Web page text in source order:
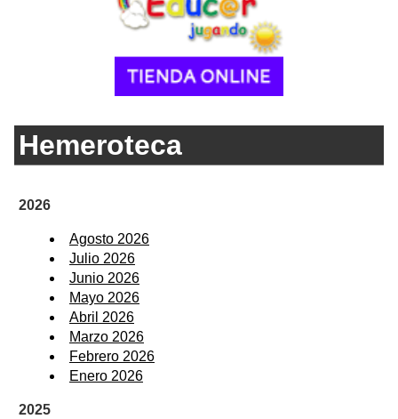
Hemeroteca
2026
Agosto 2026
Julio 2026
Junio 2026
Mayo 2026
Abril 2026
Marzo 2026
Febrero 2026
Enero 2026
2025